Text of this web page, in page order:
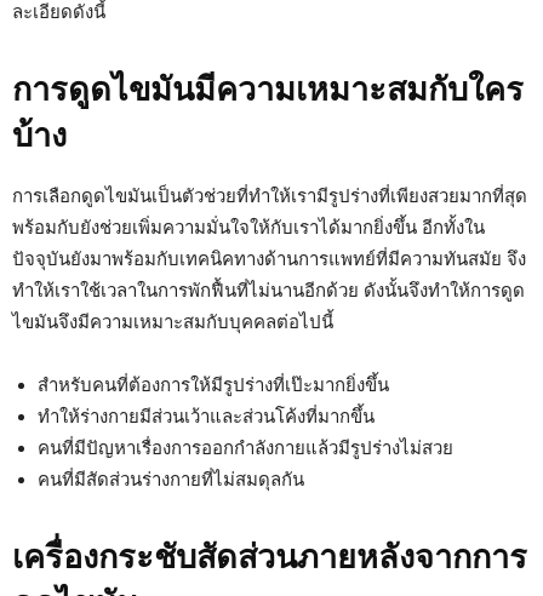
ละเอียดดังนี้
การดูดไขมันมีความเหมาะสมกับใคร
บ้าง
การเลือกดูดไขมันเป็นตัวช่วยที่ทำให้เรามีรูปร่างที่เพียงสวยมากที่สุด
พร้อมกับยังช่วยเพิ่มความมั่นใจให้กับเราได้มากยิ่งขึ้น อีกทั้งใน
ปัจจุบันยังมาพร้อมกับเทคนิคทางด้านการแพทย์ที่มีความทันสมัย จึง
ทำให้เราใช้เวลาในการพักฟื้นที่ไม่นานอีกด้วย ดังนั้นจึงทำให้การดูด
ไขมันจึงมีความเหมาะสมกับบุคคลต่อไปนี้
สำหรับคนที่ต้องการให้มีรูปร่างที่เป๊ะมากยิ่งขึ้น
ทำให้ร่างกายมีส่วนเว้าและส่วนโค้งที่มากขึ้น
คนที่มีปัญหาเรื่องการออกกำลังกายแล้วมีรูปร่างไม่สวย
คนที่มีสัดส่วนร่างกายที่ไม่สมดุลกัน
เครื่องกระชับสัดส่วนภายหลังจากการ